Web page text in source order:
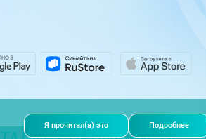
ЭКО и репродуктивные
Я прочитал(а) это Подробнее